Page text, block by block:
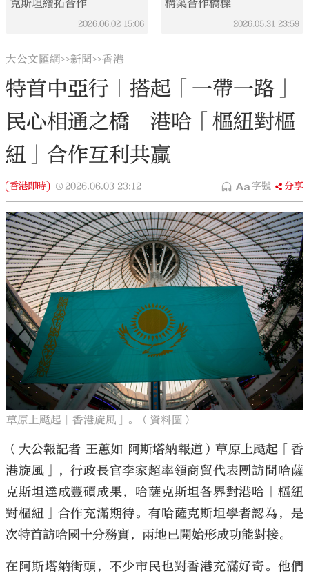
克斯坦續拓合作
2026.06.02 15:06
構築合作橋樑
2026.05.31 23:59
大公文匯網>>新聞>>香港
特首中亞行｜搭起「一帶一路」
民心相通之橋 港哈「樞紐對樞
紐」合作互利共贏
香港即時 2026.06.03 23:12 字號 分享
草原上颳起「香港旋風」。（資料圖）
（大公報記者 王蕙如 阿斯塔納報道）草原上颳起「香
港旋風」，行政長官李家超率領商貿代表團訪問哈薩
克斯坦達成豐碩成果，哈薩克斯坦各界對港哈「樞紐
對樞紐」合作充滿期待。有哈薩克斯坦學者認為，是
次特首訪哈國十分務實，兩地已開始形成功能對接。
在阿斯塔納街頭，不少市民也對香港充滿好奇。他們